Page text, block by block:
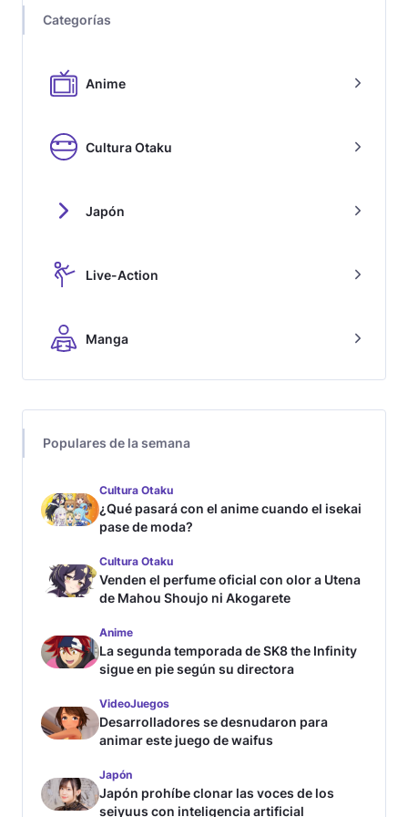
Categorías
Anime
Cultura Otaku
Japón
Live-Action
Manga
Populares de la semana
Cultura Otaku
¿Qué pasará con el anime cuando el isekai
pase de moda?
Cultura Otaku
Venden el perfume oficial con olor a Utena
de Mahou Shoujo ni Akogarete
Anime
La segunda temporada de SK8 the Infinity
sigue en pie según su directora
VideoJuegos
Desarrolladores se desnudaron para
animar este juego de waifus
Japón
Japón prohíbe clonar las voces de los
seiyuus con inteligencia artificial